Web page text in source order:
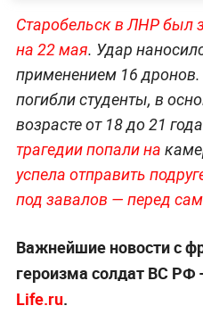
Старобельск в ЛНР был
на 22 мая. Удар
применением 16 дронов.
погибли студенты, в
возрасте от 18 до 21
трагедии попали на
успела отправить
под завалов — перед
Важнейшие новости с
героизма солдат ВС РФ
Life.ru.